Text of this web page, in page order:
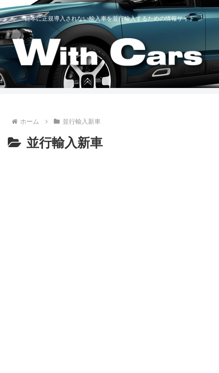
日本に正規導入されない輸入車を並行輸入するための情報サイト
ホーム 並行輸入新車
並行輸入新車